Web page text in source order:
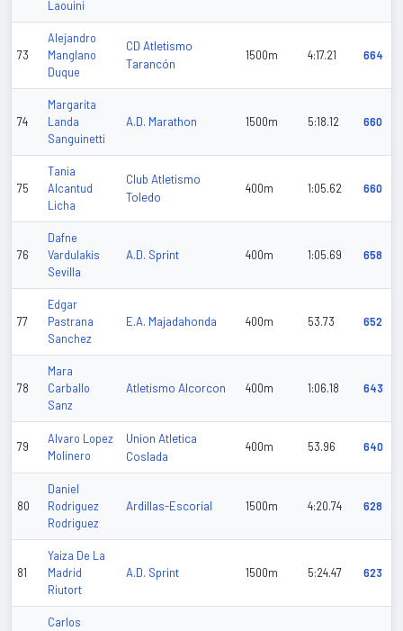
Laouini
73
Alejandro
Manglano
Duque
CD Atletismo
Tarancón
1500m 4:17.21 664
74
Margarita
Landa
Sanguinetti
A.D. Marathon 1500m 5:18.12 660
75
Tania
Alcantud
Licha
Club Atletismo
Toledo
400m 1:05.62 660
76
Dafne
Vardulakis
Sevilla
A.D. Sprint 400m 1:05.69 658
77
Edgar
Pastrana
Sanchez
E.A. Majadahonda 400m 53.73 652
78
Mara
Carballo
Sanz
Atletismo Alcorcon 400m 1:06.18 643
79
Alvaro Lopez
Molinero
Union Atletica
Coslada
400m 53.96 640
80
Daniel
Rodriguez
Rodriguez
Ardillas-Escorial 1500m 4:20.74 628
81
Yaiza De La
Madrid
Riutort
A.D. Sprint 1500m 5:24.47 623
Carlos